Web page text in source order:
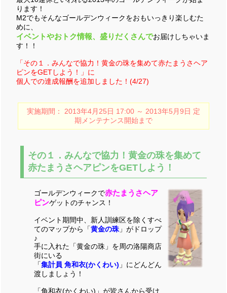
ります！
M2でもそんなゴールデンウィークをおもいっきり楽しむた
めに、
イベントやおトク情報、盛りだくさんでお届けしちゃいま
す！！
「その１．みんなで協力！黄金の珠を集めて赤たまうさヘア
ピンをGETしよう！」に
個人での達成報酬を追加しました！(4/27)
実施期間： 2013年4月25日 17:00 ～ 2013年5月9日 定
期メンテナンス開始まで
その１．みんなで協力！黄金の珠を集めて
赤たまうさヘアピンをGETしよう！
ゴールデンウィークで赤たまうさヘア
ピンゲットのチャンス！
イベント期間中、新人訓練区を除くすべ
てのマップから「黄金の珠」がドロップ
♪
手に入れた「黄金の珠」を周の洛陽商店
街にいる
「集計員 角和衣(かくわい) 」にどんどん
渡しましょう！
「角和衣(かくわい)」が皆さんから受け